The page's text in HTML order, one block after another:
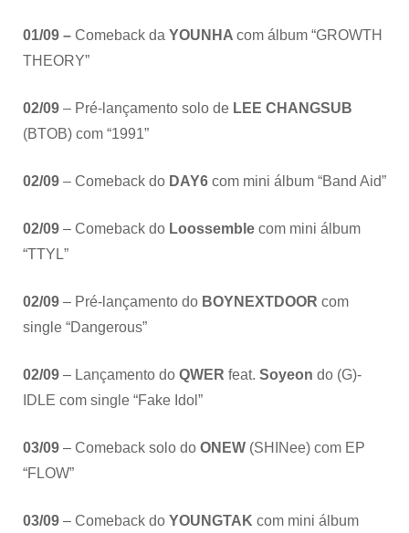
01/09 – Comeback da YOUNHA com álbum “GROWTH
THEORY”
02/09 – Pré-lançamento solo de LEE CHANGSUB
(BTOB) com “1991”
02/09 – Comeback do DAY6 com mini álbum “Band Aid”
02/09 – Comeback do Loossemble com mini álbum
“TTYL”
02/09 – Pré-lançamento do BOYNEXTDOOR com
single “Dangerous”
02/09 – Lançamento do QWER feat. Soyeon do (G)-
IDLE com single “Fake Idol”
03/09 – Comeback solo do ONEW (SHINee) com EP
“FLOW”
03/09 – Comeback do YOUNGTAK com mini álbum